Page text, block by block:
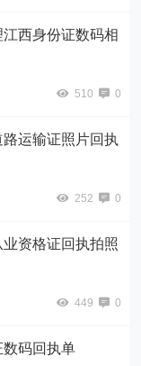
西身份证数码相
510 0
运输证照片回执
252 0
资格证回执拍照
449 0
数码回执单